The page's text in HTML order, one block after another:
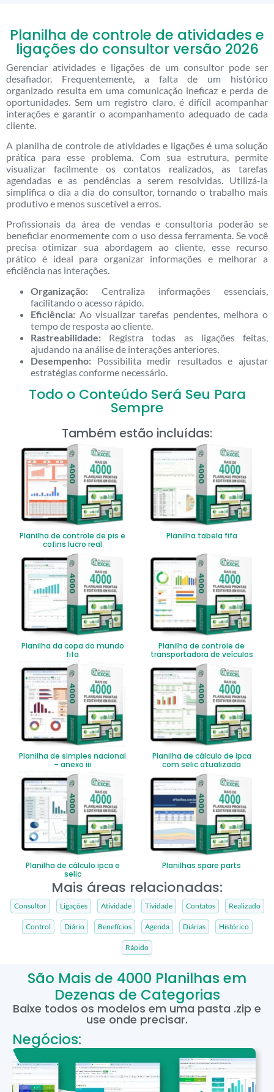
Planilha de controle de atividades e
ligações do consultor versão 2026
Gerenciar atividades e ligações de um consultor pode ser
desafiador. Frequentemente, a falta de um histórico
organizado resulta em uma comunicação ineficaz e perda de
oportunidades. Sem um registro claro, é difícil acompanhar
interações e garantir o acompanhamento adequado de cada
cliente.
A planilha de controle de atividades e ligações é uma solução
prática para esse problema. Com sua estrutura, permite
visualizar facilmente os contatos realizados, as tarefas
agendadas e as pendências a serem resolvidas. Utilizá-la
simplifica o dia a dia do consultor, tornando o trabalho mais
produtivo e menos suscetível a erros.
Profissionais da área de vendas e consultoria poderão se
beneficiar enormemente com o uso dessa ferramenta. Se você
precisa otimizar sua abordagem ao cliente, esse recurso
prático é ideal para organizar informações e melhorar a
eficiência nas interações.
Organização: Centraliza informações essenciais,
facilitando o acesso rápido.
Eficiência: Ao visualizar tarefas pendentes, melhora o
tempo de resposta ao cliente.
Rastreabilidade: Registra todas as ligações feitas,
ajudando na análise de interações anteriores.
Desempenho: Possibilita medir resultados e ajustar
estratégias conforme necessário.
Todo o Conteúdo Será Seu Para
Sempre
Também estão incluídas:
Planilha de controle de pis e
cofins lucro real
Planilha tabela fifa
Planilha da copa do mundo
fifa
Planilha de controle de
transportadora de veículos
Planilha de simples nacional
– anexo iii
Planilha de cálculo de ipca
com selic atualizada
Planilha de cálculo ipca e
selic
Planilhas spare parts
Mais áreas relacionadas:
Consultor Ligações Atividade Tividade Contatos Realizado
Control Diário Benefícios Agenda Diárias Histórico
Rápido
São Mais de 4000 Planilhas em
Dezenas de Categorias
Baixe todos os modelos em uma pasta .zip e
use onde precisar.
Negócios: